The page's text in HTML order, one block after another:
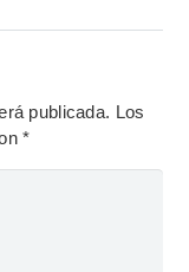
publicada. Los
*